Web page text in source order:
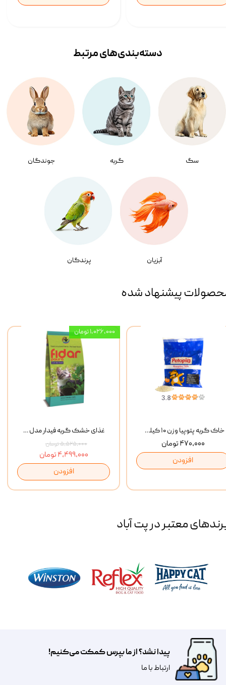
سگ گربه جوندگان
آبزیان پرندگان
دسته‌بندی‌‌های مرتبط
پیشنهاد شده
غذای خشک گربه فیدار مدل Adult وزن 10 کیلوگرم
۵,۵۲۵,۰۰۰ تومان
۴,۴۹۹,۰۰۰ تومان
افزودن
۱,۰۲۶,۰۰۰ تومان
خاک گربه پتوپیا وزن ۱۰ کیلوگرم
۴۷۰,۰۰۰ تومان
افزودن
معتبر در پت آباد
پیدا نشد؟ از ما بپرس کمکت می‌کنیم!
​​​ارتباط با ما